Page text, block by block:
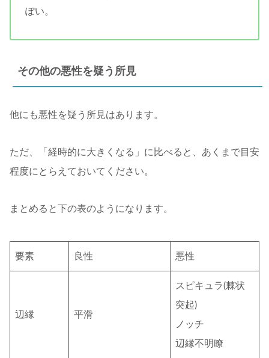
ぽい。
その他の悪性を疑う所見
他にも悪性を疑う所見はあります。
ただ、「経時的に大きくなる」に比べると、あくまで目安
程度にとらえておいてください。
まとめると下の表のようになります。
要素 良性 悪性
辺縁 平滑
スピキュラ(棘状
突起)
ノッチ
辺縁不明瞭